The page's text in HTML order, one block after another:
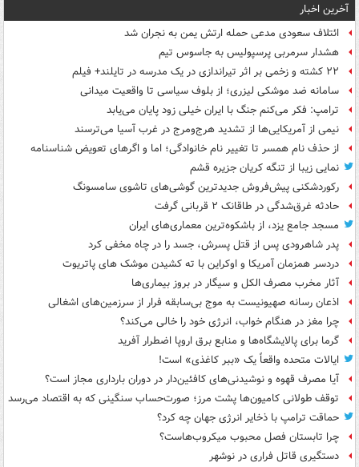
آخرین اخبار
ائتلاف سعودی مدعی حمله ارتش یمن به نجران شد
هشدار سرمربی پرسپولیس به جاسوس تیم
۲۲ کشته و زخمی بر اثر تیراندازی در یک مدرسه در تایلند+ فیلم
سامانه ضد موشکی لیزری؛ از بلوف سیاسی تا واقعیت میدانی
ترامپ: فکر می‌کنم جنگ با ایران خیلی زود پایان می‌یابد
نیمی از آمریکایی‌ها از تشدید هرج‌ومرج در غرب آسیا می‌ترسند
از حذف نام همسر تا تغییر نام خانوادگی؛ اما و اگرهای تعویض شناسنامه
نمایی زیبا از تنگه کریان جزیره قشم
رکوردشکنی پیش‌فروش جدیدترین گوشی‌های تاشوی سامسونگ
حادثه غرق‌شدگی در طاقانک ۲ قربانی گرفت
مسجد جامع یزد، از باشکوه‌ترین معماری‌های ایران
پدر شاهرودی پس از قتل پسرش، جسد را در چاه مخفی کرد
دردسر همزمان آمریکا و اوکراین با ته کشیدن موشک های پاتریوت
آثار مخرب مصرف الکل و سیگار در بروز بیماری‌ها
اذعان رسانه صهیونیست به موج بی‌سابقه فرار از سرزمین‌های اشغالی
چرا مغز در هنگام خواب، انرژی خود را خالی می‌کند؟
گرما برای پالایشگاه‌ها و منابع برق اروپا اضطرار آفرید
ایالات متحده واقعاً یک «ببر کاغذی» است!
آیا مصرف قهوه و نوشیدنی‌های کافئین‌دار در دوران بارداری مجاز است؟
توقف طولانی کامیون‌ها پشت مرز؛ صورت‌حساب سنگینی که به اقتصاد می‌رسد
حماقت ترامپ با ذخایر انرژی جهان چه کرد؟
چرا تابستان فصل محبوب میکروب‌هاست؟
دستگیری قاتل فراری در نوشهر